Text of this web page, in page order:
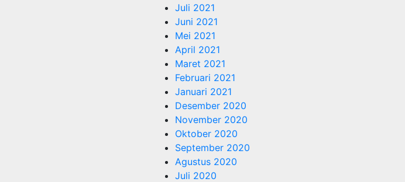
Juli 2021
Juni 2021
Mei 2021
April 2021
Maret 2021
Februari 2021
Januari 2021
Desember 2020
November 2020
Oktober 2020
September 2020
Agustus 2020
Juli 2020